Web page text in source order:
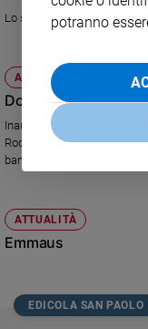
Riflessioni
Podcast
Policy
Lo scrittore è ospite del
ATTUALITÀ
Dove il dolore
Inaugurata a Torino la
Rodari", offre sostegno
bambino ammalato.
ATTUALITÀ
Emmaus
EDICOLA SAN PAOLO
potranno